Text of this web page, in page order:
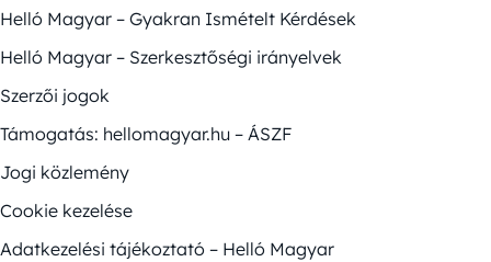
Helló Magyar – Gyakran Ismételt Kérdések
Helló Magyar – Szerkesztőségi irányelvek
Szerzői jogok
Támogatás: hellomagyar.hu – ÁSZF
Jogi közlemény
Cookie kezelése
Adatkezelési tájékoztató – Helló Magyar